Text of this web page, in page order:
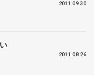
2011.09.30
2011.08.26